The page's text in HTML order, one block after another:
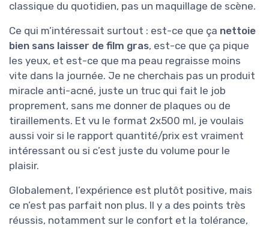
classique du quotidien, pas un maquillage de scène.
Ce qui m’intéressait surtout : est-ce que ça nettoie
bien sans laisser de film gras, est-ce que ça pique
les yeux, et est-ce que ma peau regraisse moins
vite dans la journée. Je ne cherchais pas un produit
miracle anti-acné, juste un truc qui fait le job
proprement, sans me donner de plaques ou de
tiraillements. Et vu le format 2x500 ml, je voulais
aussi voir si le rapport quantité/prix est vraiment
intéressant ou si c’est juste du volume pour le
plaisir.
Globalement, l’expérience est plutôt positive, mais
ce n’est pas parfait non plus. Il y a des points très
réussis, notamment sur le confort et la tolérance,